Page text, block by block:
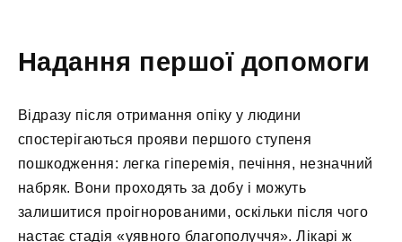
Надання першої допомоги
Відразу після отримання опіку у людини
спостерігаються прояви першого ступеня
пошкодження: легка гіперемія, печіння, незначний
набряк. Вони проходять за добу і можуть
залишитися проігнорованими, оскільки після чого
настає стадія «уявного благополуччя». Лікарі ж